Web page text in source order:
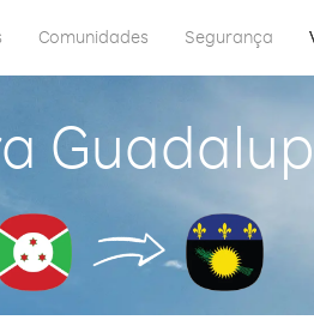
Comunidades Segurança